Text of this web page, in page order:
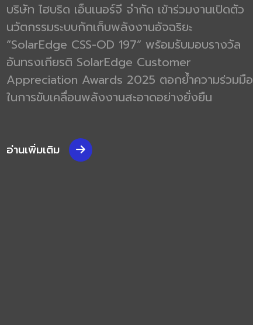
บริษัท ไฮบริด เอ็นเนอร์จี จำกัด เข้าร่วมงานเปิดตัว
นวัตกรรมระบบกักเก็บพลังงานอัจฉริยะ
“SolarEdge CSS-OD 197” พร้อมรับมอบรางวัล
อันทรงเกียรติ SolarEdge Customer
Appreciation Awards 2025 ตอกย้ำความร่วมมือ
ในการขับเคลื่อนพลังงานสะอาดอย่างยั่งยืน
อ่านเพิ่มเติม